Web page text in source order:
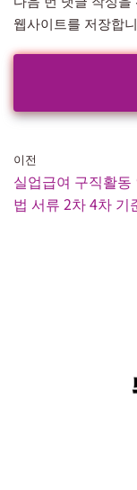
웹사이트를 저장합
이전
실업급여 구직활동
법 서류 2차 4차 기